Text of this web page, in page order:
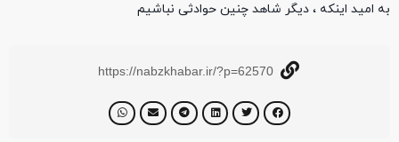
به امید اینکه ، دیگر شاهد چنین حوادثی نباشیم
https://nabzkhabar.ir/?p=62570